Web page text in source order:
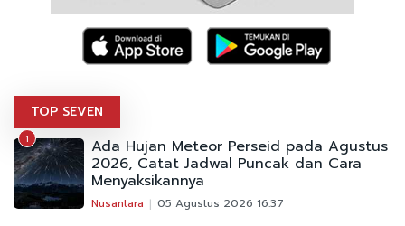
TOP SEVEN
1 Ada Hujan Meteor Perseid pada Agustus
2026, Catat Jadwal Puncak dan Cara
Menyaksikannya
Nusantara 05 Agustus 2026 16:37